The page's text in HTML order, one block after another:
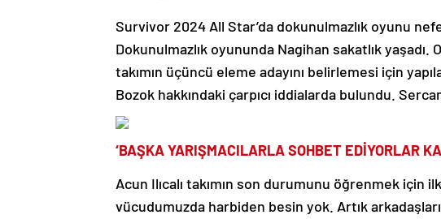
Survivor 2024 All Star’da dokunulmazlık oyunu
Dokunulmazlık oyununda Nagihan sakatlık yaşadı.
takımın üçüncü eleme adayını belirlemesi için
Bozok hakkındaki çarpıcı iddialarda bulundu.
‘BAŞKA YARIŞMACILARLA SOHBET EDİYORLAR
Acun Ilıcalı takımın son durumunu öğrenmek için
vücudumuzda harbiden besin yok. Artık